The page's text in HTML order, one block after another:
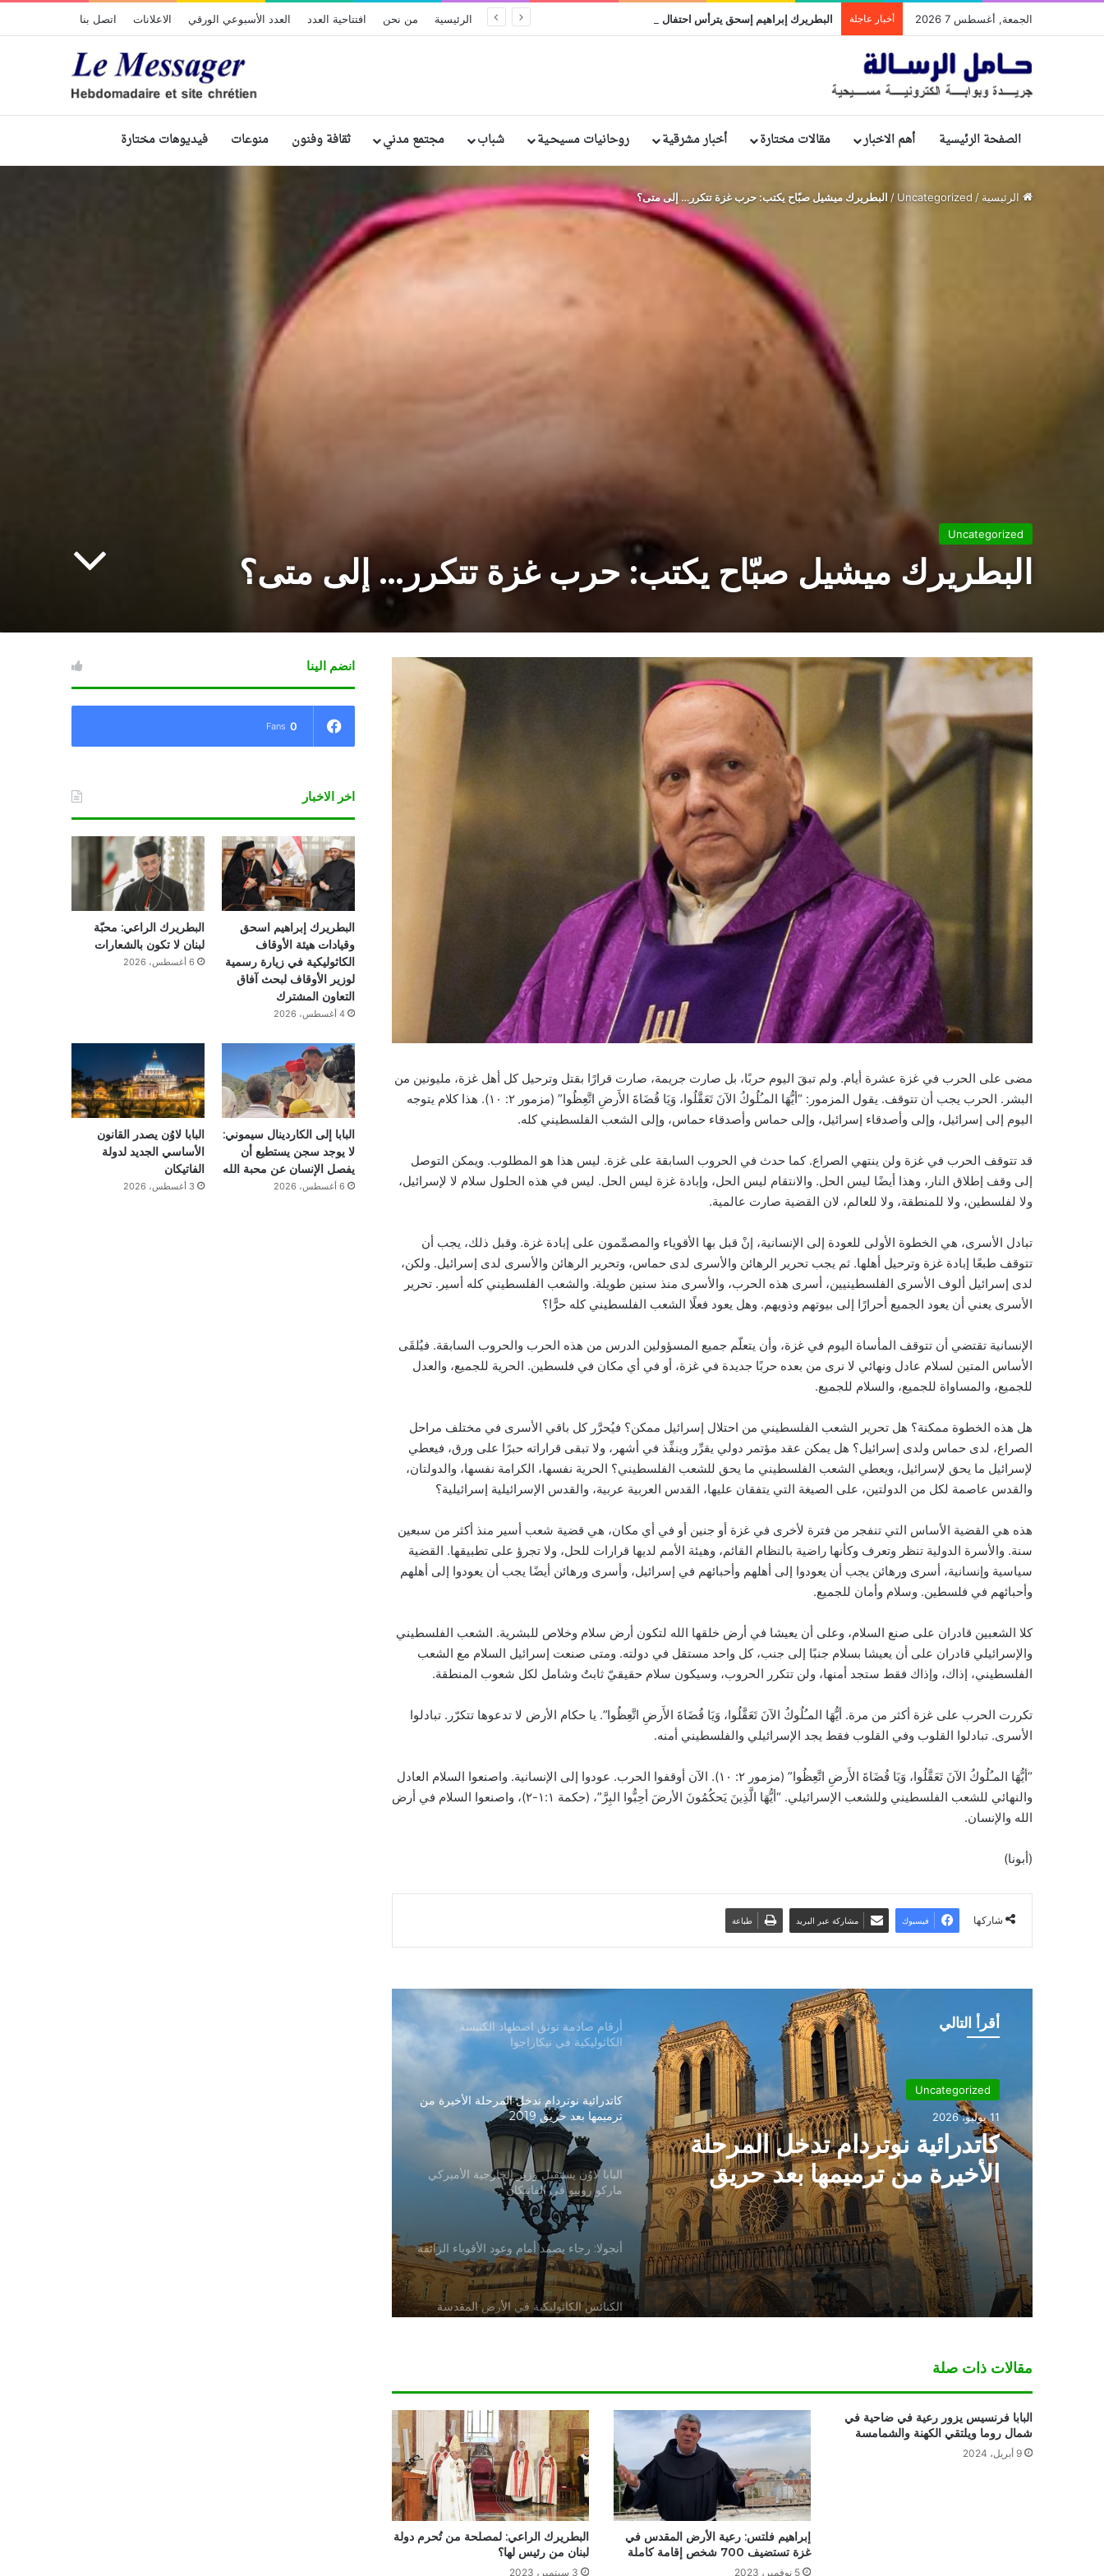
الجمعة, أغسطس 7 2026 أخبار عاجلة الرئيسية من نحن افتتاحية العدد العدد الأسبوعي الورقي الاعلانات اتصل بنا
الصفحة الرئيسية أهم الاخبار مقالات مختارة أخبار مشرقية روحانيات مسيحـية شباب مجتمع مدني ثقافة وفنون منوعات فيديوهات مختارة
الرئيسية /
Uncategorized
/ البطريرك ميشيل صبّاح يكتب: حرب غزة تتكرر… إلى متى؟
Uncategorized
البطريرك ميشيل صبّاح يكتب: حرب غزة تتكرر… إلى متى؟
مضى على الحرب في غزة عشرة أيام. ولم تبقَ اليوم حربًا، بل صارت جريمة، صارت قرارًا بقتل وترحيل كل أهل غزة، مليونين من
البشر. الحرب يجب أن تتوقف. يقول المزمور: “أيُّهَا المـُلُوكُ الآنَ تَعَقَّلُوا، وَيَا قُضَاةَ الأَرضِ اتَّعِظُوا” (مزمور ٢: ١٠). هذا كلام يتوجه
اليوم إلى إسرائيل، وإلى وأصدقاء إسرائيل، وإلى حماس وأصدقاء حماس، وإلى الشعب الفلسطيني كله.
قد تتوقف الحرب في غزة ولن ينتهي الصراع. كما حدث في الحروب السابقة على غزة. ليس هذا هو المطلوب. ويمكن التوصل
إلى وقف إطلاق النار، وهذا أيضًا ليس الحل. والانتقام ليس الحل، وإبادة غزة ليس الحل. ليس في هذه الحلول سلام لا لإسرائيل،
ولا لفلسطين، ولا للمنطقة، ولا للعالم، لان القضية صارت عالمية.
تبادل الأسرى، هي الخطوة الأولى للعودة إلى الإنسانية، إنْ قبل بها الأقوياء والمصمِّمون على إبادة غزة. وقبل ذلك، يجب أن
تتوقف طبعًا إبادة غزة وترحيل أهلها. ثم يجب تحرير الرهائن والأسرى لدى حماس، وتحرير الرهائن والأسرى لدى إسرائيل. ولكن،
لدى إسرائيل ألوف الأسرى الفلسطينيين، أسرى هذه الحرب، والأسرى منذ سنين طويلة. والشعب الفلسطيني كله أسير. تحرير
الأسرى يعني أن يعود الجميع أحرارًا إلى بيوتهم وذويهم. وهل يعود فعلًا الشعب الفلسطيني كله حرًّا؟
الإنسانية تقتضي أن تتوقف المأساة اليوم في غزة، وأن يتعلّم جميع المسؤولين الدرس من هذه الحرب والحروب السابقة. فيُلقَى
الأساس المتين لسلام عادل ونهائي لا نرى من بعده حربًا جديدة في غزة، أو في أي مكان في فلسطين. الحرية للجميع، والعدل
للجميع، والمساواة للجميع، والسلام للجميع.
هل هذه الخطوة ممكنة؟ هل تحرير الشعب الفلسطيني من احتلال إسرائيل ممكن؟ فيُحرَّر كل باقي الأسرى في مختلف مراحل
الصراع، لدى حماس ولدى إسرائيل؟ هل يمكن عقد مؤتمر دولي يقرِّر وينفِّذ في أشهر، ولا تبقى قراراته حبرًا على ورق، فيعطي
لإسرائيل ما يحق لإسرائيل، ويعطي الشعب الفلسطيني ما يحق للشعب الفلسطيني؟ الحرية نفسها، الكرامة نفسها، والدولتان،
والقدس عاصمة لكل من الدولتين، على الصيغة التي يتفقان عليها، القدس العربية عربية، والقدس الإسرائيلية إسرائيلية؟
هذه هي القضية الأساس التي تنفجر من فترة لأخرى في غزة أو جنين أو في أي مكان، هي قضية شعب أسير منذ أكثر من سبعين
سنة. والأسرة الدولية تنظر وتعرف وكأنها راضية بالنظام القائم، وهيئة الأمم لديها قرارات للحل، ولا تجرؤ على تطبيقها. القضية
سياسية وإنسانية، أسرى ورهائن يجب أن يعودوا إلى أهلهم وأحبائهم في إسرائيل، وأسرى ورهائن أيضًا يجب أن يعودوا إلى أهلهم
وأحبائهم في فلسطين. وسلام وأمان للجميع.
كلا الشعبين قادران على صنع السلام، وعلى أن يعيشا في أرض خلقها الله لتكون أرض سلام وخلاص للبشرية. الشعب الفلسطيني
والإسرائيلي قادران على أن يعيشا بسلام جنبًا إلى جنب، كل واحد مستقل في دولته. ومتى صنعت إسرائيل السلام مع الشعب
الفلسطيني، إذاك، وإذاك فقط ستجد أمنها، ولن تتكرر الحروب، وسيكون سلام حقيقيّ ثابتٌ وشامل لكل شعوب المنطقة.
تكررت الحرب على غزة أكثر من مرة. أيُّهَا المـُلُوكُ الآنَ تَعَقَّلُوا، وَيَا قُضَاةَ الأَرضِ اتَّعِظُوا”. يا حكام الأرض لا تدعوها تتكرّر. تبادلوا
الأسرى. تبادلوا القلوب وفي القلوب فقط يجد الإسرائيلي والفلسطيني أمنه.
“أيُّهَا المـُلُوكُ الآنَ تَعَقَّلُوا، وَيَا قُضَاةَ الأَرضِ اتَّعِظُوا” (مزمور ٢: ١٠). الآن أوقفوا الحرب. عودوا إلى الإنسانية. واصنعوا السلام العادل
والنهائي للشعب الفلسطيني وللشعب الإسرائيلي. “أيُّهَا الَّذِينَ يَحكُمُونَ الأرضَ أحِبُّوا البِرَّ”، (حكمة ١:١-٢)، واصنعوا السلام في أرض
الله والإنسان.
(أبونا)
شاركها فيسبوك مشاركة عبر البريد طباعة
أقرأ التالي
Uncategorized
11 يوليو، 2026
كاتدرائية نوتردام تدخل المرحلة
الأخيرة من ترميمها بعد حريق
2019
بيان مسكوني مشترك حول اتساع نطاق
الصراع في الشرق الأوسط
دعوة مشتركة لتجديد الإيمان وترسيخ السلام
الأرض المقدسة وساعدوا في تعزيز الحوار
بطريركا الأقباط الكاثوليك والروم الكاثوليك
أرقام صادمة توثق اضطهاد الكنيسة
الكاثوليكية في نيكاراجوا
كاتدرائية نوتردام تدخل المرحلة الأخيرة من
ترميمها بعد حريق 2019
البابا لاوُن يستقبل وزير الخارجية الأميركي
ماركو روبيو في الفاتيكان
أنجولا: رجاء يصمد أمام وعود الأقوياء الزائفة
الكنائس الكاثوليكية في الأرض المقدسة
تدين تدنيس تمثال المسيح المصلوب
الصراع في الشرق الأوسط
الكاردينال بيتسابالا: الكنيسة لن تتخلى أبدًا
عن المحتاجين في غزة
دعوة مشتركة لتجديد الإيمان وترسيخ السلام
والحوار.. رسالة دائرة الحوار بين الأديان
بمناسبة رمضان وعيد الفطر
مقالات ذات صلة
البابا فرنسيس يزور رعية في ضاحية في
شمال روما ويلتقي الكهنة والشمامسة
9 أبريل، 2024
إبراهيم فلتس: رعية الأرض المقدس في
غزة تستضيف 700 شخص إقامة كاملة
5 نوفمبر، 2023
البطريرك الراعي: لمصلحة من تُحرم دولة
لبنان من رئيس لها؟
3 سبتمبر، 2023
انضم الينا
0
Fans
اخر الاخبار
البطريرك إبراهيم اسحق
وقيادات هيئة الأوقاف
الكاثوليكية في زيارة رسمية
لوزير الأوقاف لبحث آفاق
التعاون المشترك
4 أغسطس، 2026
البطريرك الراعي: محبّة
لبنان لا تكون بالشعارات
6 أغسطس، 2026
البابا إلى الكاردينال سيموني:
لا يوجد سجن يستطيع أن
يفصل الإنسان عن محبة الله
6 أغسطس، 2026
البابا لاوُن يصدر القانون
الأساسي الجديد لدولة
الفاتيكان
3 أغسطس، 2026